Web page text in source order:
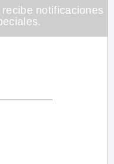
notificaciones